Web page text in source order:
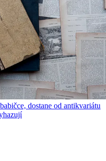
dostane od antikvariátu